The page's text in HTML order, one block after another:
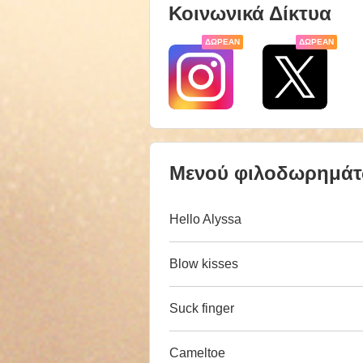
Κοινωνικά Δίκτυα
ΔΩΡΕΆΝ ΔΩΡΕΆΝ
Μενού
Hello Alyssa
Blow kisses
Suck finger
Cameltoe